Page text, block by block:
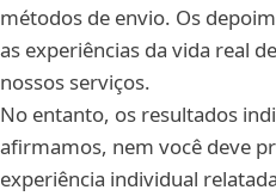
métodos de envio. Os
as experiências da vida real
nossos serviços.
No entanto, os resultados
afirmamos, nem você deve
experiência individual